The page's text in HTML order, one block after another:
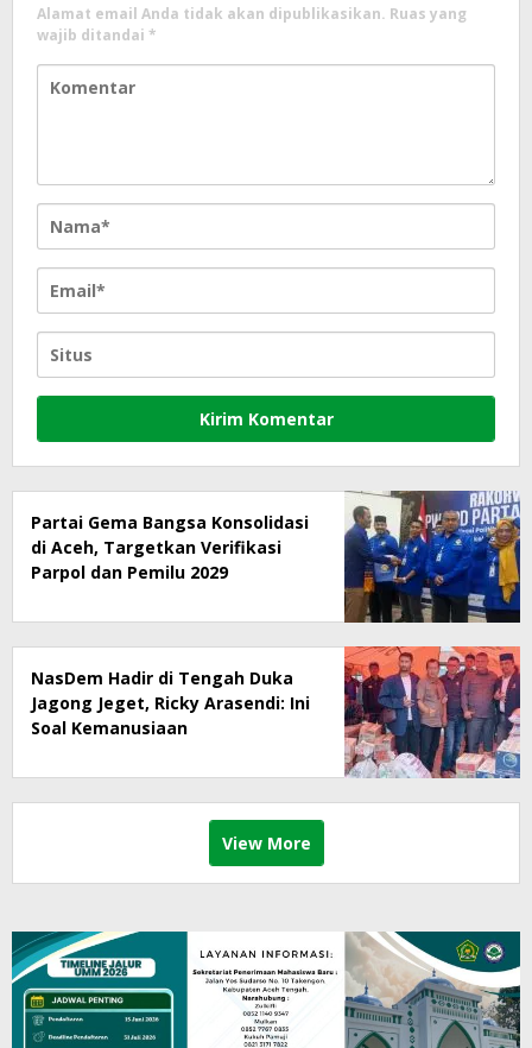
Alamat email Anda tidak akan dipublikasikan. Ruas yang
wajib ditandai *
Partai Gema Bangsa Konsolidasi
di Aceh, Targetkan Verifikasi
Parpol dan Pemilu 2029
NasDem Hadir di Tengah Duka
Jagong Jeget, Ricky Arasendi: Ini
Soal Kemanusiaan
View More